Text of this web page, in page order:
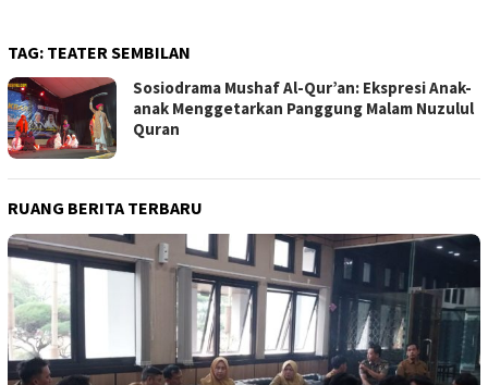
TAG: TEATER SEMBILAN
Sosiodrama Mushaf Al-Qur’an: Ekspresi Anak-
anak Menggetarkan Panggung Malam Nuzulul
Quran
RUANG BERITA TERBARU